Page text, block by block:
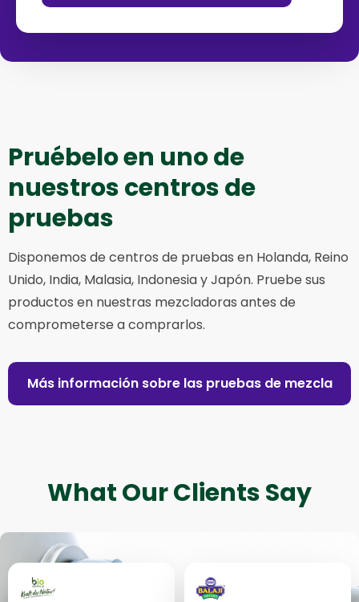
Pruébelo en uno de
nuestros centros de
pruebas
Disponemos de centros de pruebas en Holanda, Reino
Unido, India, Malasia, Indonesia y Japón. Pruebe sus
productos en nuestras mezcladoras antes de
comprometerse a comprarlos.
Más información sobre las pruebas de mezcla
What Our Clients Say